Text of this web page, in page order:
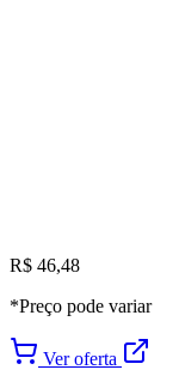
R$ 46,48
*Preço pode variar
Ver oferta